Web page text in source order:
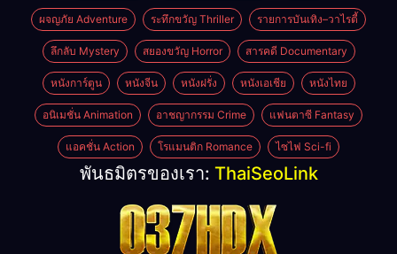
ผจญภัย Adventure ระทึกขวัญ Thriller รายการบันเทิง–วาไรตี้
ลึกลับ Mystery สยองขวัญ Horror สารคดี Documentary
หนังการ์ตูน หนังจีน หนังฝรั่ง หนังเอเชีย หนังไทย
อนิเมชั่น Animation อาชญากรรม Crime แฟนตาซี Fantasy
แอคชั่น Action โรแมนติก Romance ไซไฟ Sci-fi
พันธมิตรของเรา: ThaiSeoLink